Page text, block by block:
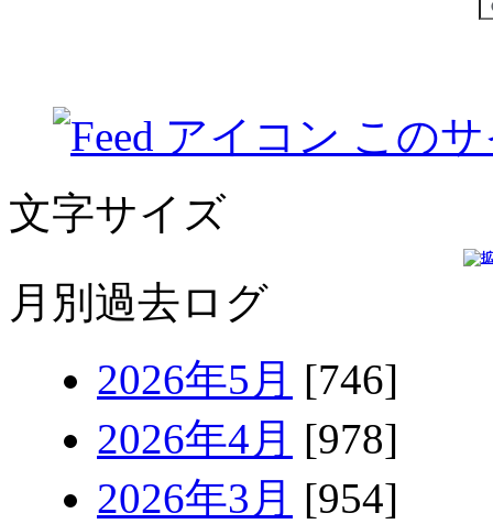
この
文字サイズ
月別過去ログ
2026年5月 [746]
2026年4月 [978]
2026年3月 [954]